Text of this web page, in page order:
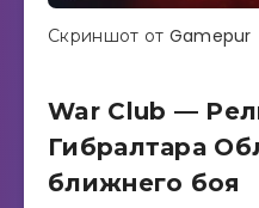
Скриншот от Gamepur
War Club —
Гибралтара
ближнего боя